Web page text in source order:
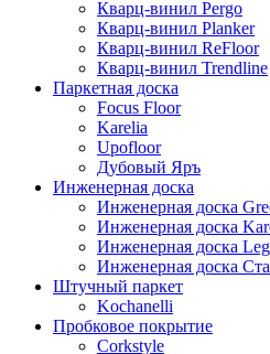
Кварц-винил Pergo
Кварц-винил Planker
Кварц-винил ReFloor
Кварц-винил Trendline
Паркетная доска
Focus Floor
Karelia
Upofloor
Дубовый Яръ
Инженерная доска
Инженерная доска
Инженерная доска
Инженерная доска
Инженерная доска
Штучный паркет
Kochanelli
Пробковое покрытие
Corkstyle